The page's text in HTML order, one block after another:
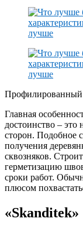
Профилированный
Главная
достоинство – это
сторон. Подобное
получения
сквозняков.
герметизацию
сроки работ.
плюсом
«Skanditek»